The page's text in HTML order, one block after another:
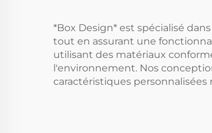
*Box Design* est spécialisé
tout en assurant une
utilisant des matériaux
l'environnement. Nos
caractéristiques